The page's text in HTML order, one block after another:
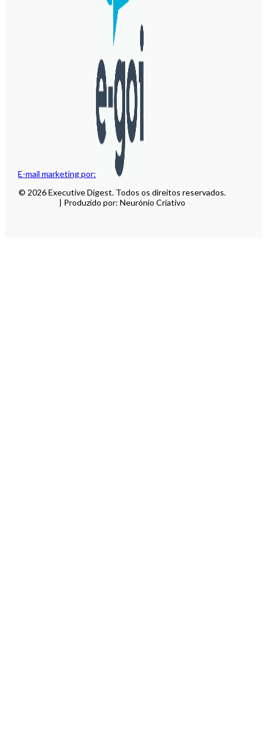
E-mail marketing por:
© 2026 Executive Digest. Todos os direitos reservados.
| Produzido por: Neurónio Criativo